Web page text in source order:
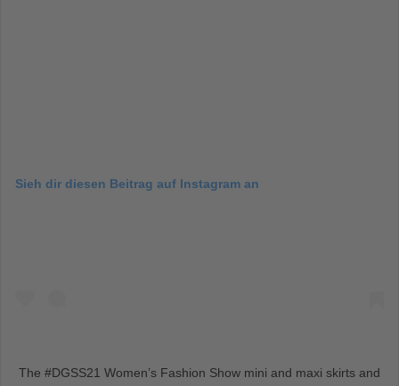
Sieh dir diesen Beitrag auf Instagram an
The #DGSS21 Women’s Fashion Show mini and maxi skirts and